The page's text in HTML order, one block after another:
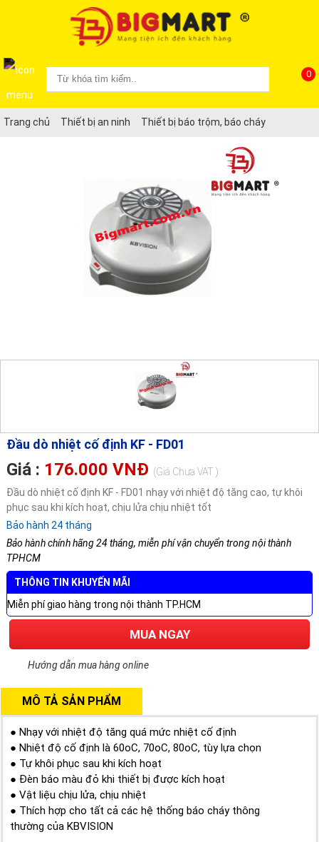
0
Trang chủ Thiết bị an ninh Thiết bị báo trộm, báo cháy
Đầu dò nhiệt cố định KF - FD01
Giá : 176.000 VNĐ (Giá Chưa VAT )
Đầu dò nhiệt cố định KF - FD01 nhạy với nhiệt độ tăng cao, tự khôi
phục sau khi kích hoạt, chịu lửa chịu nhiệt tốt
Bảo hành 24 tháng
Bảo hành chính hãng 24 tháng, miễn phí vận chuyển trong nội thành
TPHCM
THÔNG TIN KHUYẾN MÃI
Miễn phí giao hàng trong nội thành TP.HCM
MUA NGAY
Hướng dẫn mua hàng online
MÔ TẢ SẢN PHẨM
● Nhạy với nhiệt độ tăng quá mức nhiệt cố định
● Nhiệt độ cố định là 60oC, 70oC, 80oC, tùy lựa chọn
● Tự khôi phục sau khi kích hoạt
● Đèn báo màu đỏ khi thiết bị được kích hoạt
● Vật liệu chịu lửa, chịu nhiệt
● Thích hợp cho tất cả các hệ thống báo cháy thông
thường của KBVISION